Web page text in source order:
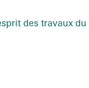
des travaux du